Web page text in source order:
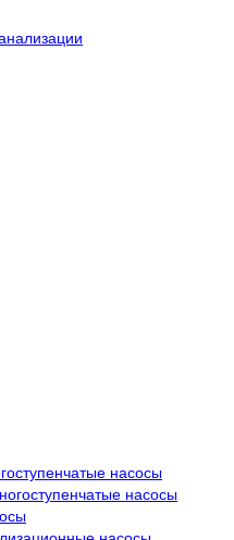
насосы
насосы